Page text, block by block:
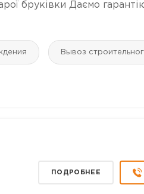
бруківки Даємо
Вывоз
ПОДРОБНЕЕ